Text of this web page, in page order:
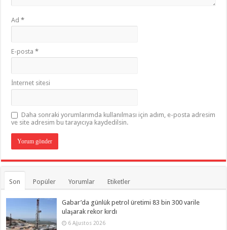
Ad*
E-posta*
İnternet sitesi
Daha sonraki yorumlarımda kullanılması için adım, e-posta adresim
ve site adresim bu tarayıcıya kaydedilsin.
Son Popüler Yorumlar Etiketler
Gabar’da günlük petrol üretimi 83 bin 300 varile
ulaşarak rekor kırdı
6 Ağustos 2026